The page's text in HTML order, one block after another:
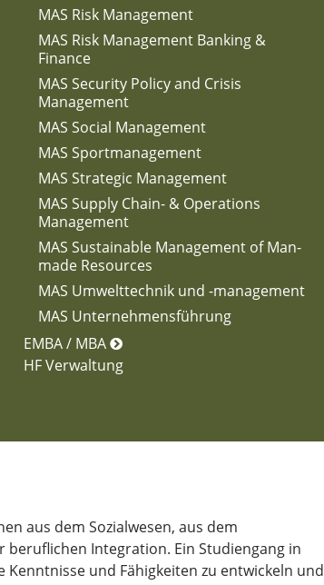
MAS Risk Management
MAS Risk Management Banking &
Finance
MAS Security Policy and Crisis
Management
MAS Social Management
MAS Sportmanagement
MAS Strategic Management
MAS Supply Chain- & Operations
Management
MAS Sustainable Management of Man-
made Resources
MAS Umwelttechnik und -management
MAS Unternehmensführung
EMBA / MBA
HF Verwaltung
aus dem Sozialwesen, aus dem
Integration. Ein Studiengang in
und Fähigkeiten zu entwickeln und